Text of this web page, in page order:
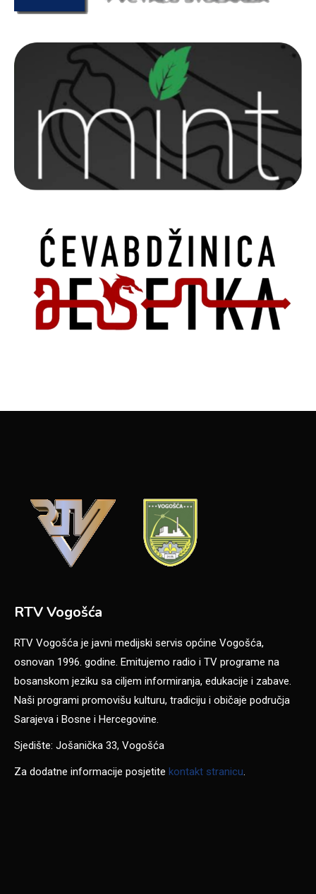
RTV Vogošća
RTV Vogošća je javni medijski servis općine Vogošća,
osnovan 1996. godine. Emitujemo radio i TV programe na
bosanskom jeziku sa ciljem informiranja, edukacije i zabave.
Naši programi promovišu kulturu, tradiciju i običaje područja
Sarajeva i Bosne i Hercegovine.
Sjedište: Jošanička 33, Vogošća
Za dodatne informacije posjetite kontakt stranicu.